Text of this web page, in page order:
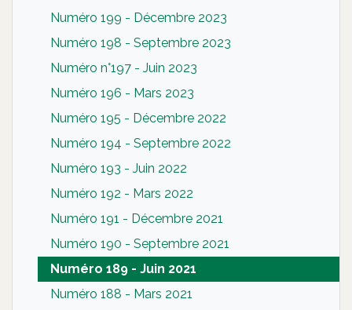
Numéro 199 - Décembre 2023
Numéro 198 - Septembre 2023
Numéro n°197 - Juin 2023
Numéro 196 - Mars 2023
Numéro 195 - Décembre 2022
Numéro 194 - Septembre 2022
Numéro 193 - Juin 2022
Numéro 192 - Mars 2022
Numéro 191 - Décembre 2021
Numéro 190 - Septembre 2021
Numéro 189 - Juin 2021
Numéro 188 - Mars 2021